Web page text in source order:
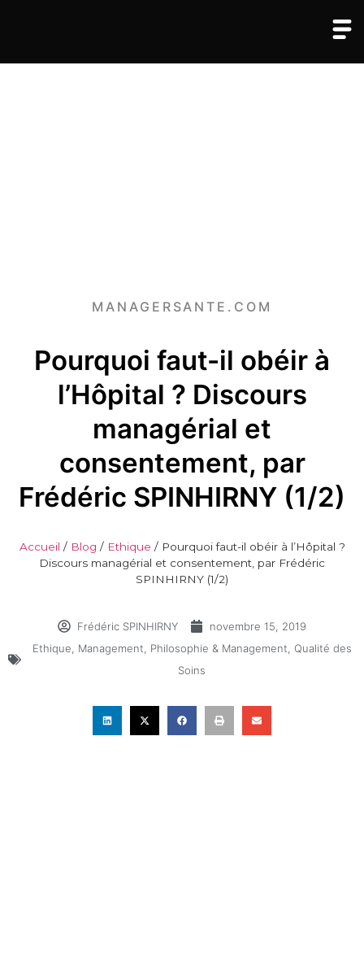
MANAGERSANTE.COM
Pourquoi faut-il obéir à
l’Hôpital ? Discours
managérial et
consentement, par
Frédéric SPINHIRNY (1/2)
Accueil / Blog / Ethique / Pourquoi faut-il obéir à l’Hôpital ?
Discours managérial et consentement, par Frédéric
SPINHIRNY (1/2)
Frédéric SPINHIRNY
novembre 15, 2019
Ethique
Management Philosophie & Management
Qualité des
Soins